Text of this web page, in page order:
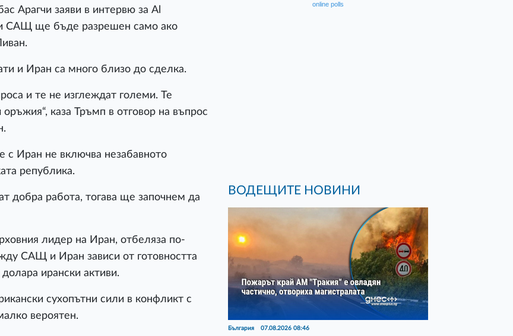
Арагчи заяви в интервю за Al
САЩ ще бъде разрешен само ако
и Иран са много близо до сделка.
и те не изглеждат големи. Те
каза Тръмп в отговор на въпрос
с Иран не включва незабавното
република.
добра работа, тогава ще започнем да
лидер на Иран, отбеляза по-
САЩ и Иран зависи от готовността
ирански активи.
сухопътни сили в конфликт с
вероятен.
online polls
ВОДЕЩИТЕ НОВИНИ
България 07.08.2026 08:46